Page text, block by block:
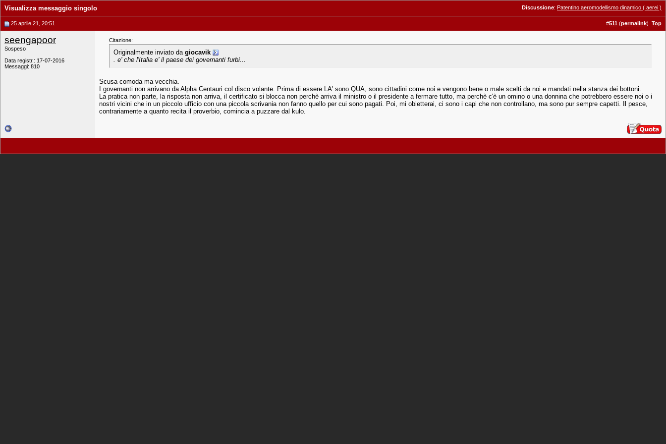
Discussione: Patentino aeromodellismo dinamico ( aerei )
Visualizza messaggio singolo
25 aprile 21, 20:51 #511 (permalink) Top
seengapoor
Sospeso
Data registr.: 17-07-2016
Messaggi: 810
Citazione:
Originalmente inviato da giocavik
. e' che l'Italia e' il paese dei governanti furbi...
Scusa comoda ma vecchia.
I governanti non arrivano da Alpha Centauri col disco volante. Prima di essere LA' sono QUA, sono cittadini come noi e vengono bene o male scelti da noi e mandati nella stanza dei bottoni.
La pratica non parte, la risposta non arriva, il certificato si blocca non perchè arriva il ministro o il presidente a fermare tutto, ma perchè c'è un omino o una donnina che potrebbero essere noi o i
nostri vicini che in un piccolo ufficio con una piccola scrivania non fanno quello per cui sono pagati. Poi, mi obietterai, ci sono i capi che non controllano, ma sono pur sempre capetti. Il pesce,
contrariamente a quanto recita il proverbio, comincia a puzzare dal kulo.